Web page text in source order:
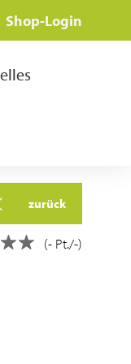
Shop-Login
zurück
(- Pt./-)